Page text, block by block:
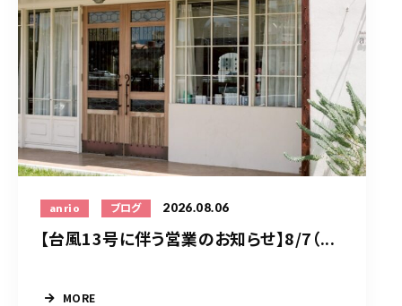
anrio ブログ 2026.08.06
【台風13号に伴う営業のお知らせ】8/7（...
MORE